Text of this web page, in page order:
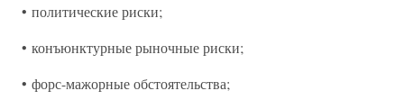
• политические риски;
• конъюнктурные рыночные риски;
• форс-мажорные обстоятельства;